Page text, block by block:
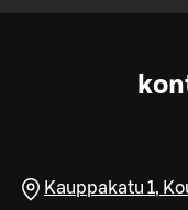
Kauppakatu 1,